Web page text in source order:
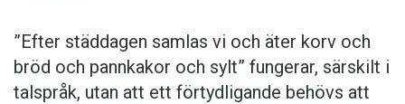
”Efter städdagen samlas vi och äter korv och
bröd och pannkakor och sylt” fungerar, särskilt i
talspråk, utan att ett förtydligande behövs att